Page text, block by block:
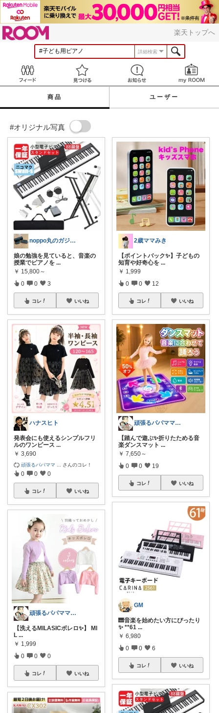
楽天トップへ
詳細検索
見つける お知らせ
商品 ユーザー
#オリジナル写真
noppo丸のガジェット紹介ルーム
娘の勉強を見ていると、音楽の
授業でピアノを ...
￥ 15,800～
0 0 3
コレ いいね
ハナスヒト
発表会にも使えるシンプルフリ
ルのワンピース ...
￥ 3,690
頑張るパパママ さんのコレ！
0 0 0
コレ いいね
頑張るパパママ応援隊@育児・子供用品紹介
【洗えるMILASICボレロ✨】 MI
L ...
￥ 1,999
0 0 0
コレ いいね
2歳ママみき
【ポイントバック✨】子どもの
知育や好奇心を ...
￥ 1,999
0 0 12
コレ いいね
頑張るパパママ応援隊@育児・子供用品紹介
【踏んで遊ぶ✨折りたためる音
楽ダンスマット ...
￥ 7,650～
0 0 19
コレ いいね
GM
🎹音楽を始めたい方にぴったり
✨ **61 ...
￥ 6,980
0 0 6
コレ いいね